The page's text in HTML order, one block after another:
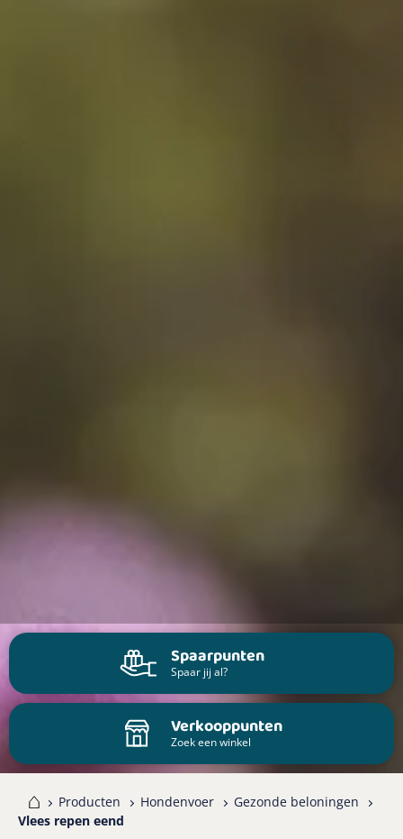
Spaarpunten
Spaar jij al?
Verkooppunten
Zoek een winkel
Producten Hondenvoer
Gezonde beloningen
Vlees repen eend